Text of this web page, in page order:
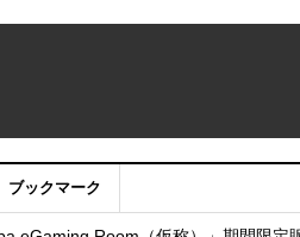
ブックマーク
：アカウントサービス移行のお知ら